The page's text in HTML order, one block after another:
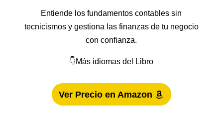
Entiende los fundamentos contables sin
tecnicismos y gestiona las finanzas de tu negocio
con confianza.
👇Más idiomas del Libro
Ver Precio en Amazon